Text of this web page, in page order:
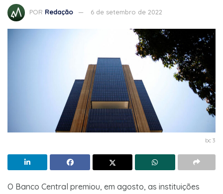
POR Redação 6 de setembro de 2022
bc 3
O Banco Central premiou, em agosto, as instituições